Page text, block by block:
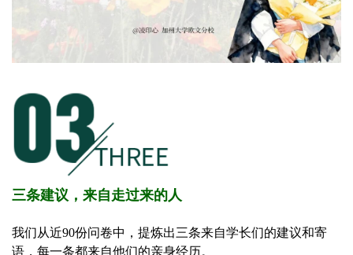
三条建议，来自走过来的人
我们从近90份问卷中，提炼出三条来自学长们的建议和寄
语，每一条都来自他们的亲身经历。